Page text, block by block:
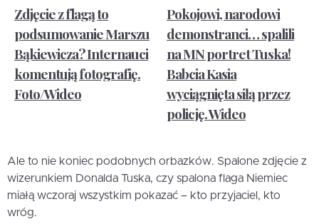
Zdjęcie z flagą to
podsumowanie Marszu
Bąkiewicza? Internauci
komentują fotografię.
Foto/Wideo
Pokojowi, narodowi
demonstranci… spalili
na MN portret Tuska!
Babcia Kasia
wyciągnięta siłą przez
policję. Wideo
Ale to nie koniec podobnych orbazków. Spalone zdjęcie z
wizerunkiem Donalda Tuska, czy spalona flaga Niemiec
miałą wczoraj wszystkim pokazać – kto przyjaciel, kto
wróg.